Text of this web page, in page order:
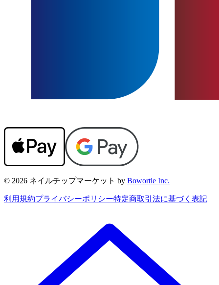
© 2026 ネイルチップマーケット by Bowortie Inc.
利用規約プライバシーポリシー特定商取引法に基づく表記